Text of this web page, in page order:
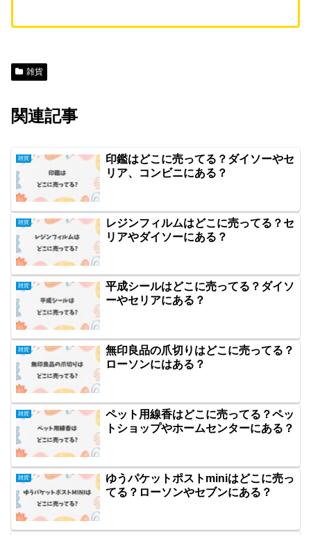
雑貨
関連記事
雑貨
印鑑はどこに売ってる？ダイソーやセ
リア、コンビニにある？
雑貨
レジンフィルムはどこに売ってる？セ
リアやダイソーにある？
雑貨
平成シールはどこに売ってる？ダイソ
ーやセリアにある？
雑貨
無印良品の爪切りはどこに売ってる？
ローソンにはある？
雑貨
ペット用線香はどこに売ってる？ペッ
トショップやホームセンターにある？
雑貨
ゆうパケットポストminiはどこに売っ
てる？ローソンやセブンにある？